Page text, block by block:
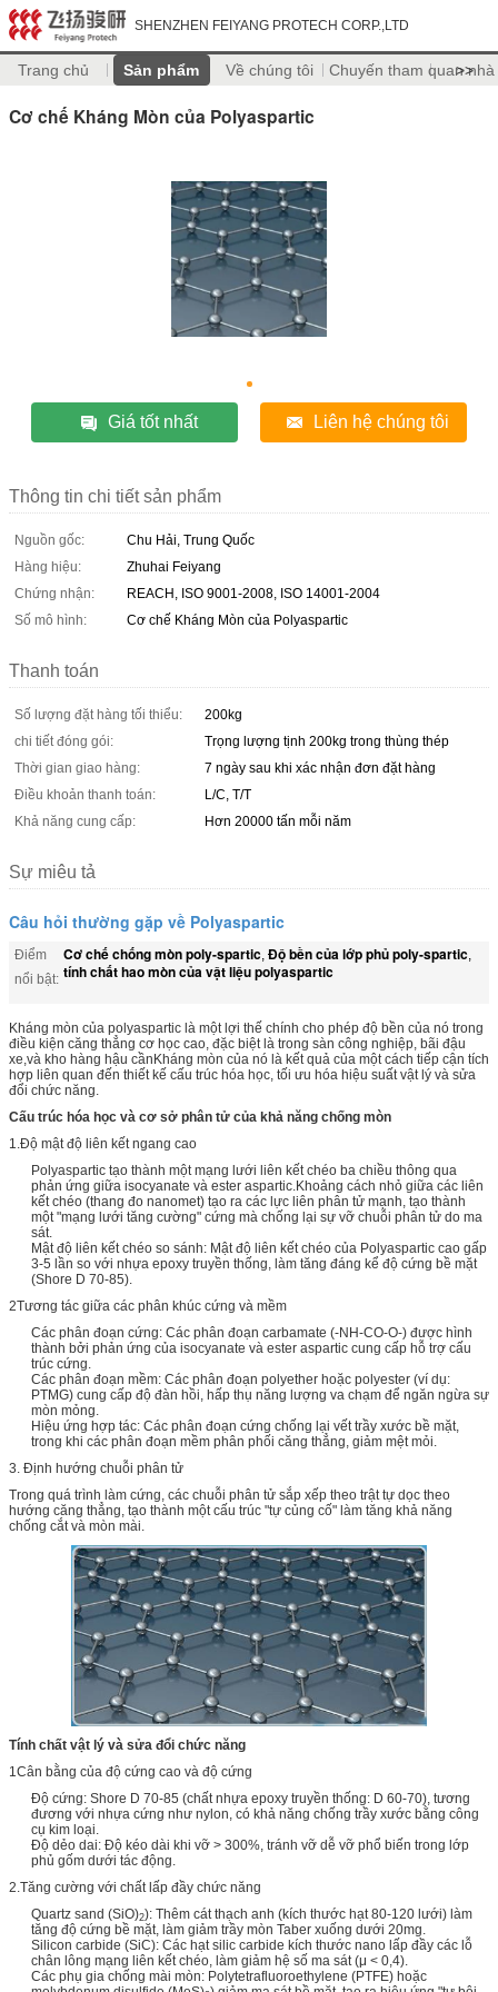
SHENZHEN FEIYANG PROTECH CORP.,LTD
Trang chủ Sản phẩm Về chúng tôi Chuyến tham quan nhà
>>
Cơ chế Kháng Mòn của Polyaspartic
Giá tốt nhất Liên hệ chúng tôi
Thông tin chi tiết sản phẩm
Nguồn gốc:
Chu Hải, Trung Quốc
Hàng hiệu:
Zhuhai Feiyang
Chứng nhận:
REACH, ISO 9001-2008, ISO 14001-2004
Số mô hình:
Cơ chế Kháng Mòn của Polyaspartic
Thanh toán
Số lượng đặt hàng tối thiểu:
200kg
chi tiết đóng gói:
Trọng lượng tịnh 200kg trong thùng thép
Thời gian giao hàng:
7 ngày sau khi xác nhận đơn đặt hàng
Điều khoản thanh toán:
L/C, T/T
Khả năng cung cấp:
Hơn 20000 tấn mỗi năm
Sự miêu tả
Câu hỏi thường gặp về Polyaspartic
Điểm
nổi bật:
Cơ chế chống mòn poly-spartic, Độ bền của lớp phủ poly-spartic,
tính chất hao mòn của vật liệu polyaspartic
Kháng mòn của polyaspartic là một lợi thế chính cho phép độ bền của nó trong
điều kiện căng thẳng cơ học cao, đặc biệt là trong sàn công nghiệp, bãi đậu
xe,và kho hàng hậu cầnKháng mòn của nó là kết quả của một cách tiếp cận tích
hợp liên quan đến thiết kế cấu trúc hóa học, tối ưu hóa hiệu suất vật lý và sửa
đổi chức năng.
Cấu trúc hóa học và cơ sở phân tử của khả năng chống mòn
1.Độ mật độ liên kết ngang cao
Polyaspartic tạo thành một mạng lưới liên kết chéo ba chiều thông qua
phản ứng giữa isocyanate và ester aspartic.Khoảng cách nhỏ giữa các liên
kết chéo (thang đo nanomet) tạo ra các lực liên phân tử mạnh, tạo thành
một "mạng lưới tăng cường" cứng mà chống lại sự vỡ chuỗi phân tử do ma
sát.
Mật độ liên kết chéo so sánh: Mật độ liên kết chéo của Polyaspartic cao gấp
3-5 lần so với nhựa epoxy truyền thống, làm tăng đáng kể độ cứng bề mặt
(Shore D 70-85).
2Tương tác giữa các phân khúc cứng và mềm
Các phân đoạn cứng: Các phân đoạn carbamate (-NH-CO-O-) được hình
thành bởi phản ứng của isocyanate và ester aspartic cung cấp hỗ trợ cấu
trúc cứng.
Các phân đoạn mềm: Các phân đoạn polyether hoặc polyester (ví dụ:
PTMG) cung cấp độ đàn hồi, hấp thụ năng lượng va chạm để ngăn ngừa sự
mòn mỏng.
Hiệu ứng hợp tác: Các phân đoạn cứng chống lại vết trầy xước bề mặt,
trong khi các phân đoạn mềm phân phối căng thẳng, giảm mệt mỏi.
3. Định hướng chuỗi phân tử
Trong quá trình làm cứng, các chuỗi phân tử sắp xếp theo trật tự dọc theo
hướng căng thẳng, tạo thành một cấu trúc "tự củng cố" làm tăng khả năng
chống cắt và mòn mài.
Tính chất vật lý và sửa đổi chức năng
1Cân bằng của độ cứng cao và độ cứng
Độ cứng: Shore D 70-85 (chất nhựa epoxy truyền thống: D 60-70), tương
đương với nhựa cứng như nylon, có khả năng chống trầy xước bằng công
cụ kim loại.
Độ dẻo dai: Độ kéo dài khi vỡ > 300%, tránh vỡ dễ vỡ phổ biến trong lớp
phủ gốm dưới tác động.
2.Tăng cường với chất lấp đầy chức năng
Quartz sand (SiO)2): Thêm cát thạch anh (kích thước hạt 80-120 lưới) làm
tăng độ cứng bề mặt, làm giảm trầy mòn Taber xuống dưới 20mg.
Silicon carbide (SiC): Các hạt silic carbide kích thước nano lấp đầy các lỗ
chân lông mạng liên kết chéo, làm giảm hệ số ma sát (μ < 0,4).
Các phụ gia chống mài mòn: Polytetrafluoroethylene (PTFE) hoặc